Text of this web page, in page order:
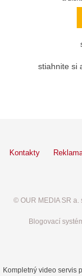
stiahnite si
Kontakty
© OUR MEDIA SR a.
Blogovací
Kompletný video servis